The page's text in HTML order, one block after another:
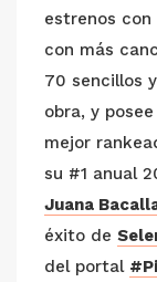
estrenos
con más
70 sencillos
obra, y
mejor
su #1 anual
Juana
éxito de
del portal